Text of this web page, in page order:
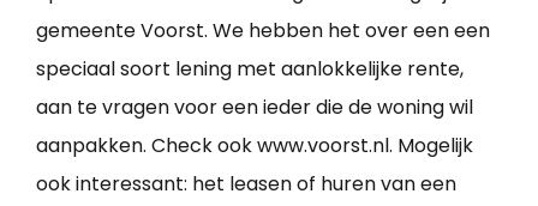
gemeente Voorst. We hebben het over een een
speciaal soort lening met aanlokkelijke rente,
aan te vragen voor een ieder die de woning wil
aanpakken. Check ook www.voorst.nl. Mogelijk
ook interessant: het leasen of huren van een